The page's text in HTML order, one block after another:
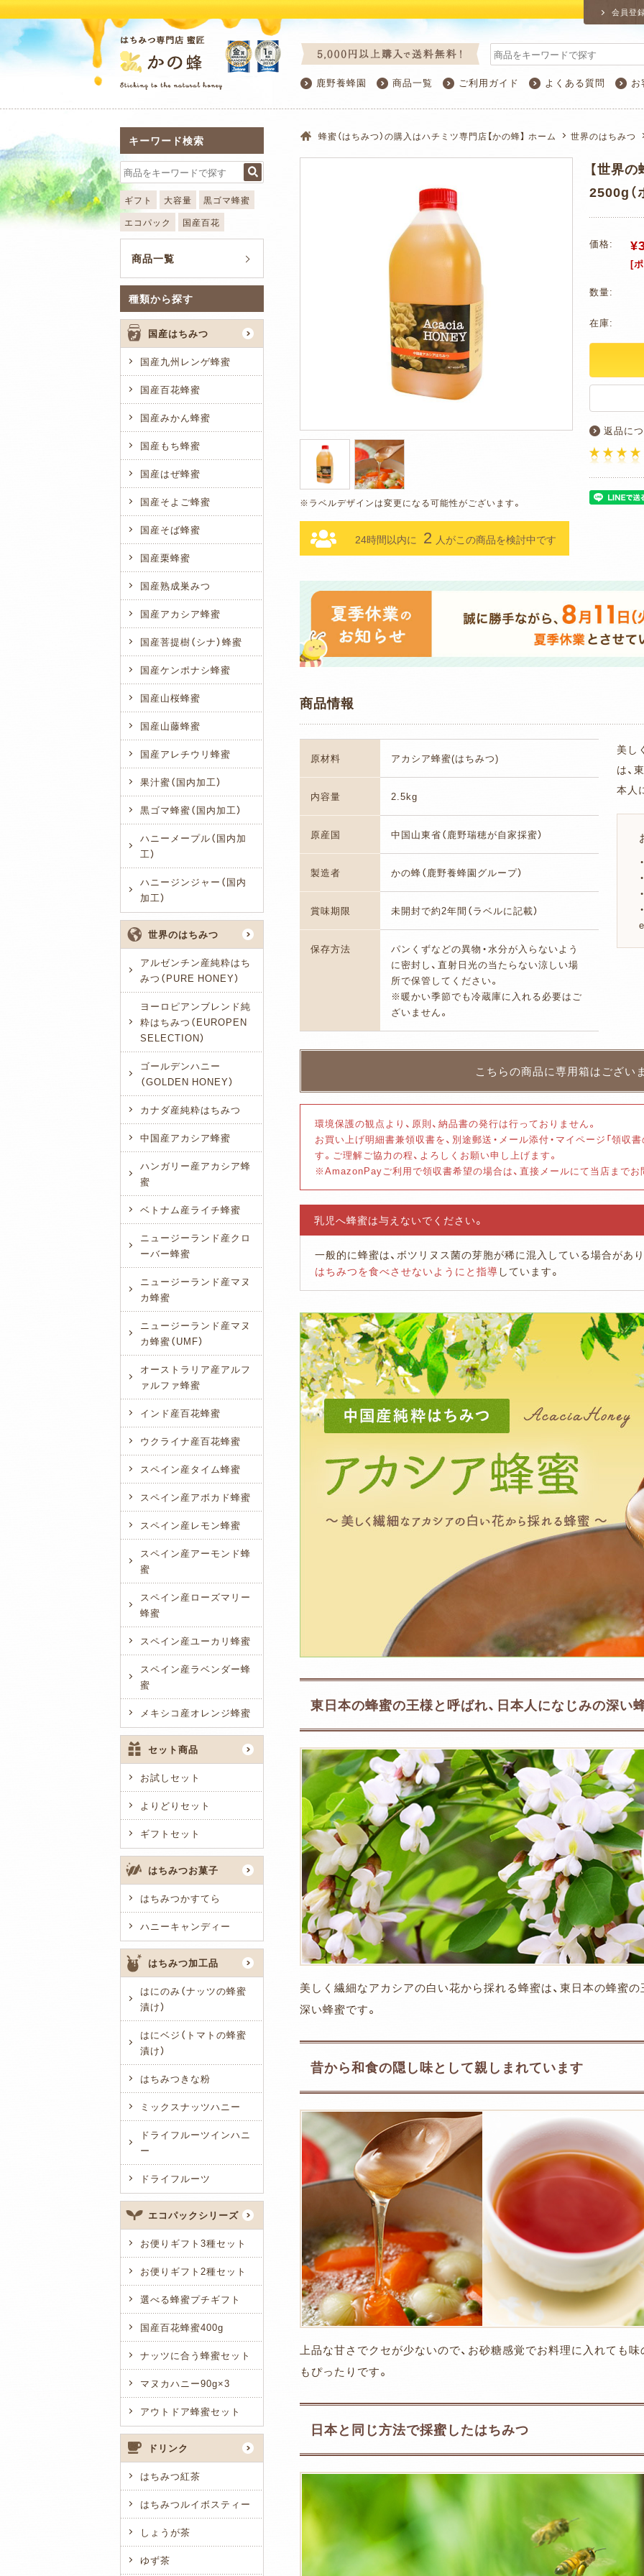
鹿野養蜂園 商品一覧 ご利用ガイド よくある質問 お
会員登
蜂蜜（はちみつ）の購入はハチミツ専門店【かの蜂】 ホーム 世界のはちみつ
24時間以内に 2 人がこの商品を検討中です
【世界
2500g（
価格:
[
数量:
在庫:
返品に
商品情報
原材料 アカシア蜂蜜(はちみつ)
内容量 2.5kg
原産国 中国山東省（鹿野瑞穂が自家採蜜）
製造者 かの蜂（鹿野養蜂園グループ）
賞味期限 未開封で約2年間（ラベルに記載）
保存方法
パンくずなどの異物・水分が入らないよう
に密封し、直射日光の当たらない涼しい場
所で保管してください。
※暖かい季節でも冷蔵庫に入れる必要はご
ざいません。
美し
は、
本人
環境保護の観点より、原則、納品書の発行は行っておりません。
お買い上げ明細書兼領収書を、別途郵送・メール添付・マイページ「領収
す。ご理解ご協力の程、よろしくお願い申し上げます。
※AmazonPayご利用で領収書希望の場合は、直接メールにて当店までお
乳児へ蜂蜜は与えないでください。
一般的に蜂蜜は、ボツリヌス菌の芽胞が稀に混入している場合があり
はちみつを食べさせないようにと指導 しています。
東日本の蜂蜜の王様と呼ばれ、日本人になじみの深い
美しく繊細なアカシアの白い花から採れる蜂蜜は、東日本の蜂蜜
深い蜂蜜です。
昔から和食の隠し味として親しまれています
上品な甘さでクセが少ないので、お砂糖感覚でお料理に入れても
もぴったりです。
日本と同じ方法で採蜜したはちみつ
キーワード検索
ギフト 大容量
黒ゴマ蜂蜜
エコパック
国産百花
商品一覧
種類から探す
国産はちみつ
国産九州レンゲ蜂蜜
国産百花蜂蜜
国産みかん蜂蜜
国産もち蜂蜜
国産はぜ蜂蜜
国産そよご蜂蜜
国産そば蜂蜜
国産栗蜂蜜
国産熟成巣みつ
国産アカシア蜂蜜
国産菩提樹（シナ）蜂蜜
国産ケンポナシ蜂蜜
国産山桜蜂蜜
国産山藤蜂蜜
国産アレチウリ蜂蜜
果汁蜜（国内加工）
黒ゴマ蜂蜜（国内加工）
ハニーメープル（国内加
工）
ハニージンジャー（国内
加工）
世界のはちみつ
アルゼンチン産純粋はち
みつ（PURE HONEY）
ヨーロピアンブレンド純
粋はちみつ（EUROPEN
SELECTION）
ゴールデンハニー
（GOLDEN HONEY）
カナダ産純粋はちみつ
中国産アカシア蜂蜜
ハンガリー産アカシア蜂
蜜
ベトナム産ライチ蜂蜜
ニュージーランド産クロ
ーバー蜂蜜
ニュージーランド産マヌ
カ蜂蜜
ニュージーランド産マヌ
カ蜂蜜（UMF）
オーストラリア産アルフ
ァルファ蜂蜜
インド産百花蜂蜜
ウクライナ産百花蜂蜜
スペイン産タイム蜂蜜
スペイン産アボカド蜂蜜
スペイン産レモン蜂蜜
スペイン産アーモンド蜂
蜜
スペイン産ローズマリー
蜂蜜
スペイン産ユーカリ蜂蜜
スペイン産ラベンダー蜂
蜜
メキシコ産オレンジ蜂蜜
セット商品
お試しセット
よりどりセット
ギフトセット
はちみつお菓子
はちみつかすてら
ハニーキャンディー
はちみつ加工品
はにのみ（ナッツの蜂蜜
漬け）
はにベジ（トマトの蜂蜜
漬け）
はちみつきな粉
ミックスナッツハニー
ドライフルーツインハニ
ー
ドライフルーツ
エコパックシリーズ
お便りギフト3種セット
お便りギフト2種セット
選べる蜂蜜プチギフト
国産百花蜂蜜400g
ナッツに合う蜂蜜セット
マヌカハニー90g×3
アウトドア蜂蜜セット
ドリンク
はちみつ紅茶
はちみつルイボスティー
しょうが茶
ゆず茶